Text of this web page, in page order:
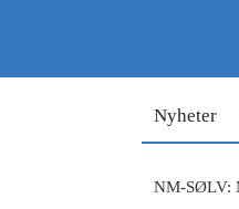
Nyheter
NM-SØLV: